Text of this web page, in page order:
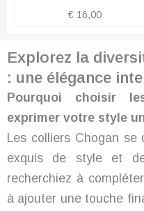
€ 16,00
Explorez la
: une élégance
Pourquoi choisir
exprimer votre style
Les colliers Chogan se
exquis de style et
recherchiez à
à ajouter une touche